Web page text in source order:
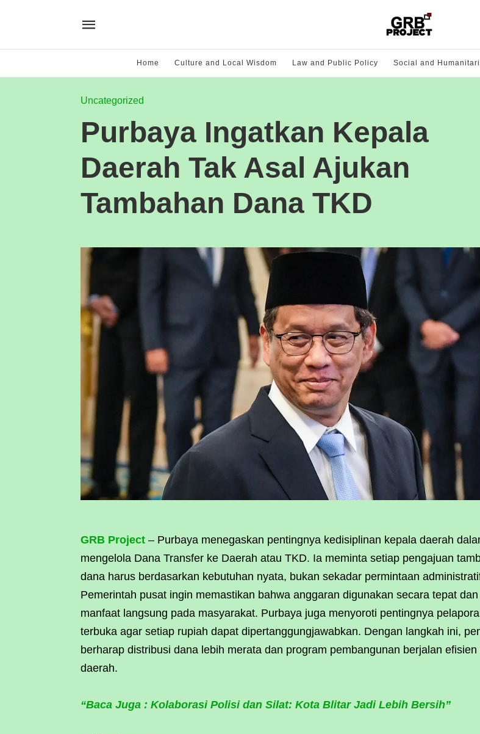
Home Culture and Local Wisdom Law and Public Policy Social and
Uncategorized
Purbaya Ingatkan Kepala
Daerah Tak Asal Ajukan
Tambahan Dana TKD
GRB Project – Purbaya menegaskan pentingnya kedisiplinan kepala daerah
mengelola Dana Transfer ke Daerah atau TKD. Ia meminta setiap pengajuan
dana harus berdasarkan kebutuhan nyata, bukan sekadar permintaan
Pemerintah pusat ingin memastikan bahwa anggaran digunakan secara tepat
manfaat langsung pada masyarakat. Purbaya juga menyoroti pentingnya
terbuka agar setiap rupiah dapat dipertanggungjawabkan. Dengan langkah ini,
berharap distribusi dana lebih merata dan program pembangunan berjalan efisien
daerah.
“Baca Juga : Kolaborasi Polisi dan Silat: Kota Blitar Jadi Lebih Bersih”